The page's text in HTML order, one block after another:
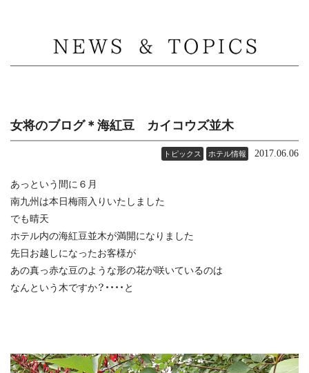
女将のブログ＊海紅豆 カイコウズ並木
トピックス ホテル情報 2017.06.06
あっという間に６月
南九州は本日梅雨入りいたしました
でも晴天
ホテル内の海紅豆並木が満開になりました
先日お越しになったお客様が
あの真っ赤な豆のような形の花が咲いているのは
なんという木ですか？・・・・と